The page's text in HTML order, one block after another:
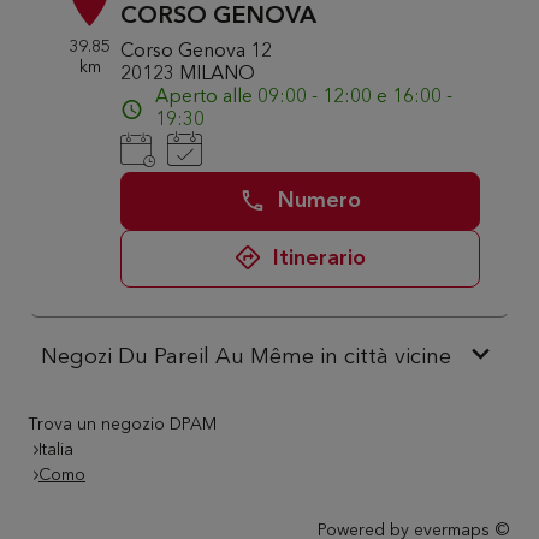
39.85
km
CORSO GENOVA
Corso Genova 12
20123 MILANO
Aperto alle 09:00 - 12:00 e 16:00 -
19:30
Numero
Itinerario
Negozi Du Pareil Au Même in città vicine
Trova un negozio DPAM
Italia
Como
Powered by evermaps ©